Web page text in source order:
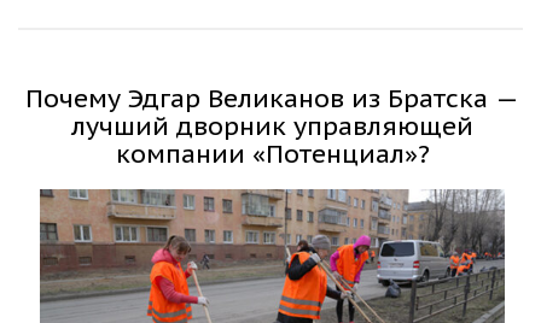
Почему Эдгар Великанов из Братска —
лучший дворник управляющей
компании «Потенциал»?